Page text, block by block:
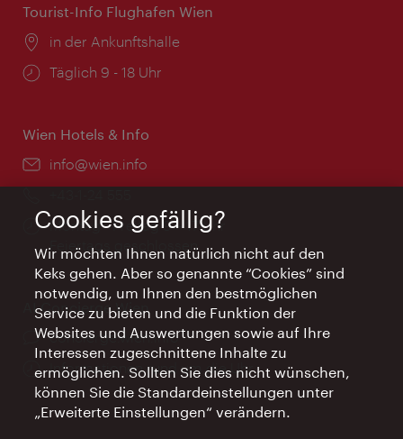
Tourist-Info Flughafen Wien
Ort:
in der Ankunftshalle
Öffnungszeiten:
Täglich 9 - 18 Uhr
Wien Hotels & Info
Email:
info@wien.info
Öffnungszeiten:
Montag - Freitag 9 – 17 Uhr
Feiertags geschlossen
AI Concierge Wien
Ort:
concierge.wien.info
Öffnungszeiten:
Informationen rund um die Uhr
Cookies gefällig?
Wir möchten Ihnen natürlich nicht auf den
Keks gehen. Aber so genannte “Cookies” sind
notwendig, um Ihnen den bestmöglichen
Service zu bieten und die Funktion der
Websites und Auswertungen sowie auf Ihre
Interessen zugeschnittene Inhalte zu
ermöglichen. Sollten Sie dies nicht wünschen,
können Sie die Standardeinstellungen unter
„Erweiterte Einstellungen“ verändern.